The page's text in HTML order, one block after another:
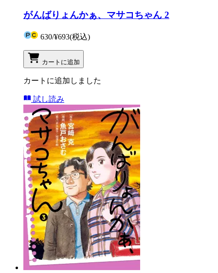
がんばりょんかぁ、マサコちゃん 2
630/¥693(税込)
カートに追加
カートに追加しました
試し読み